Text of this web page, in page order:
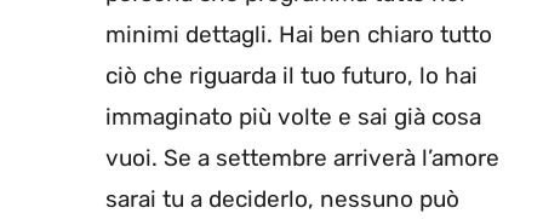
minimi dettagli. Hai ben chiaro tutto
ciò che riguarda il tuo futuro, lo hai
immaginato più volte e sai già cosa
vuoi. Se a settembre arriverà l’amore
sarai tu a deciderlo, nessuno può